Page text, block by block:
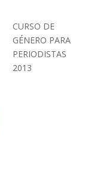
CURSO DE
GÉNERO PARA
PERIODISTAS
2013